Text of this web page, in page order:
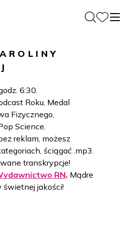
6:30.
Roku, Medal
Fizycznego,
Science.
reklam, możesz
ściągać .mp3.
transkrypcje!
RN. Mądre
świetnej jakości!